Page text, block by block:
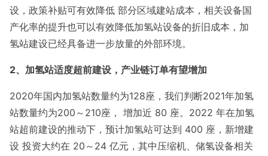
设，政策补贴可有效降低 部分区域建站成本，相关设备国
产化率的提升也可以有效降低加氢站设备的折旧成本，加
氢站建设已经具备进一步放量的外部环境。
2、加氢站适度超前建设，产业链订单有望增加
2020年国内加氢站数量约为128座，我们判断2021年加氢
站数量约为200～210座， 增加近 80 座。2022 年在加氢
站超前建设的推动下，预计加氢站可达到 400 座，新增建
设 投资大约在 20～24 亿元，其中压缩机、储氢设备相关